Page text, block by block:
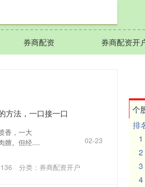
券商配资 券商配资开
方法，一口接一口
香，一大
膻。但经....
02-23
136 分类： 券商配资开户
个
排
1
2
3
4